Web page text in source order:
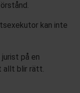
kan inte
på en
allt blir rätt.